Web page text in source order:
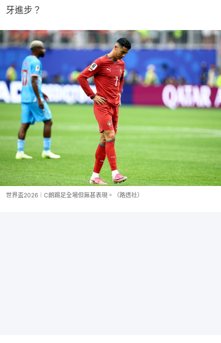
牙進步？
世界盃2026︱C朗踢足全場但無甚表現。（路透社）